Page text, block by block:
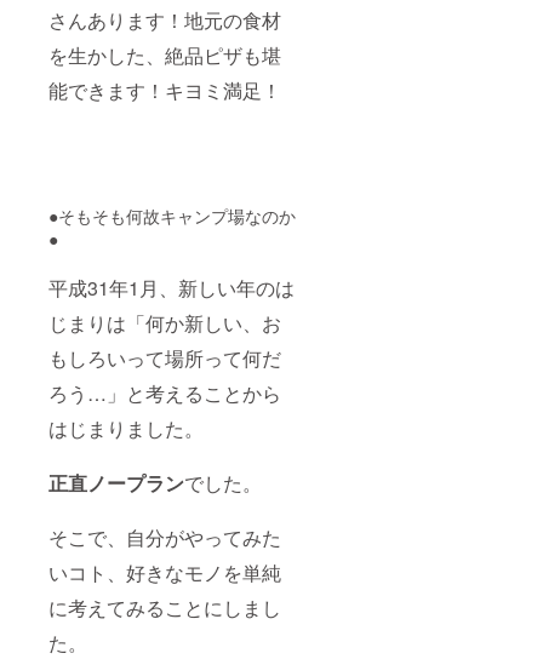
さんあります！地元の食材
を生かした、絶品ピザも堪
能できます！キヨミ満足！
●そもそも何故キャンプ場なのか
●
平成31年1月、新しい年のは
じまりは「何か新しい、お
もしろいって場所って何だ
ろう…」と考えることから
はじまりました。
正直ノープランでした。
そこで、自分がやってみた
いコト、好きなモノを単純
に考えてみることにしまし
た。